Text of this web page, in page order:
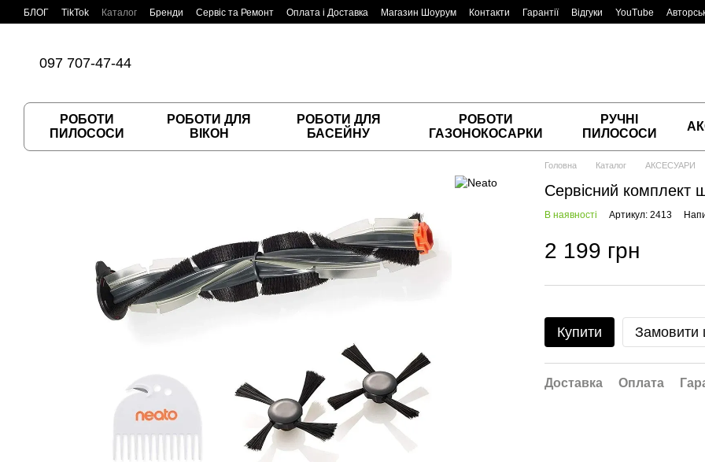
Перейти до основного контенту
БЛОГ TikTok Каталог Бренди Сервіс та Ремонт Оплата і Доставка Магазин Шоурум Контакти Гарантії Відгуки YouTube
097 707-47-44
РОБОТИ
ПИЛОСОСИ
РОБОТИ ДЛЯ
ВІКОН
РОБОТИ ДЛЯ
БАСЕЙНУ
РОБОТИ
ГАЗОНОКОСАРКИ
РУЧНІ
ПИЛОСОСИ
Головна Каталог АКСЕСУАРИ
Сервісний комплект
В наявності Артикул: 2413
2 199 грн
Купити Замовити
Доставка Оплата